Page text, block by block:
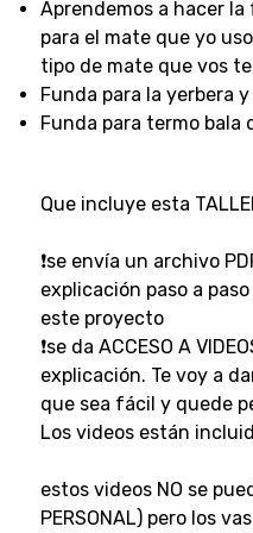
Aprendemos a hacer
para el mate que yo
tipo de mate que vos
Funda para la yerbera
Funda para termo bala
Que incluye esta
❗se envía un archivo
explicación paso a
este proyecto
❗se da ACCESO A
explicación. Te voy a
que sea fácil y quede
Los videos están
estos videos NO se
PERSONAL) pero los